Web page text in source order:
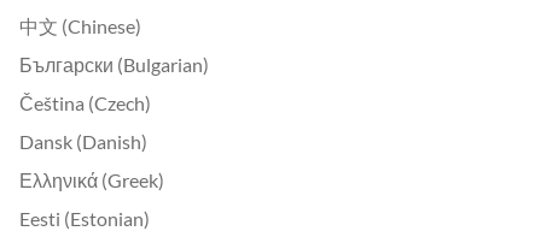
中文 (Chinese)
Български (Bulgarian)
Čeština (Czech)
Dansk (Danish)
Ελληνικά (Greek)
Eesti (Estonian)